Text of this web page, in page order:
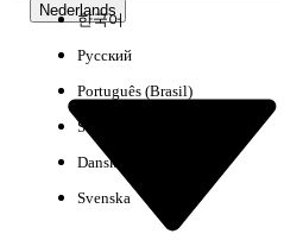
Geen
Nederlands
한국어
Русский
Português (Brasil)
Suomi
Dansk
Svenska